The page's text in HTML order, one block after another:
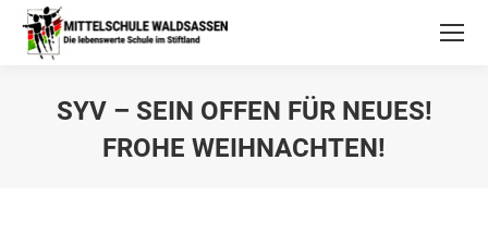
SYV – SEIN OFFEN FÜR NEUES!
FROHE WEIHNACHTEN!